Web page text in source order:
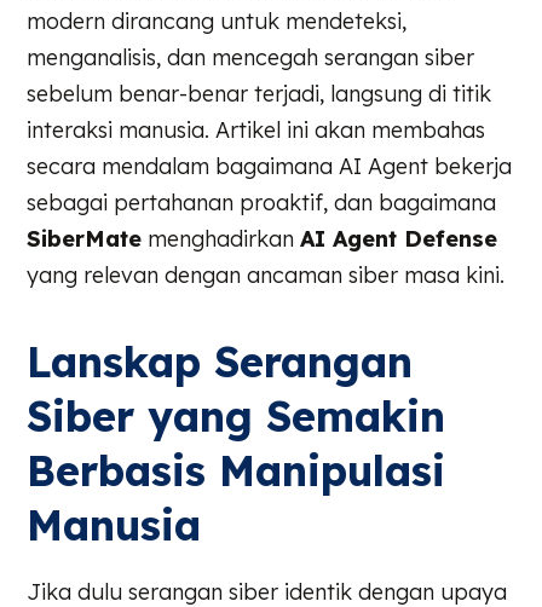
modern dirancang untuk mendeteksi,
menganalisis, dan mencegah serangan siber
sebelum benar-benar terjadi, langsung di titik
interaksi manusia. Artikel ini akan membahas
secara mendalam bagaimana AI Agent bekerja
sebagai pertahanan proaktif, dan bagaimana
SiberMate menghadirkanAI Agent Defense
yang relevan dengan ancaman siber masa kini.
Lanskap Serangan
Siber yang Semakin
Berbasis Manipulasi
Manusia
Jika dulu serangan siber identik dengan upaya